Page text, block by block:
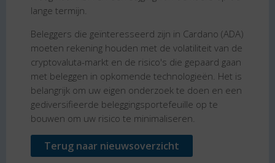
lange termijn.
Beleggers die geïnteresseerd zijn in Cardano (ADA)
moeten rekening houden met de volatiliteit van de
cryptovaluta-markt en de risico's die gepaard gaan
met beleggen in opkomende technologieën. Het is
belangrijk om uw eigen onderzoek te doen en een
gediversifieerde beleggingsportefeuille op te
bouwen om uw risico te minimaliseren.
Terug naar nieuwsoverzicht